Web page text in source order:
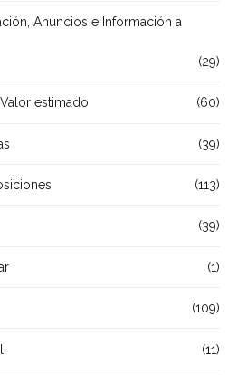
Anuncios e Información a
(29)
estimado (60)
(39)
(113)
(39)
(1)
(109)
(11)